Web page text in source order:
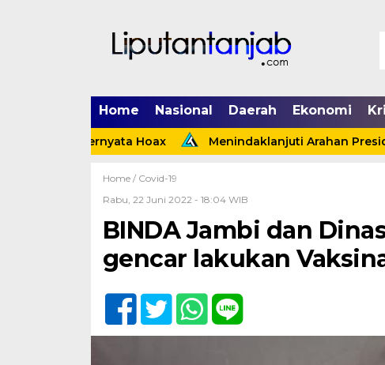
Home Nasional Daerah Ekonomi
Ternyata Hoax Menindaklanjuti Arahan Presiden,
Home / Covid-19
Rabu, 22 Juni 2022 - 18:04 WIB
BINDA Jambi dan
gencar lakukan